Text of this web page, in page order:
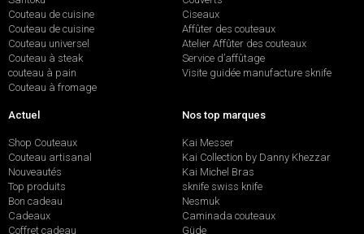
Couteau de cuisine
Couteau de cuisine
Couteau universel
Couteau à steak
couteau à pain
Couteau à fromage
Ciseaux
Affûter des couteaux
Atelier Affûter des couteaux
Service d’affûtage
Visite guidée manufacture sknife
Actuel
Shop Couteaux
Couteau artisanal
Nouveautés
Top produits
Bon cadeau
Cadeaux
Coffret cadeau
Nos top marques
Kai Messer
Kai Collection by Danny Khezzar
Kai Michel Bras
sknife swiss knife
Nesmuk
Caminada couteaux
Güde